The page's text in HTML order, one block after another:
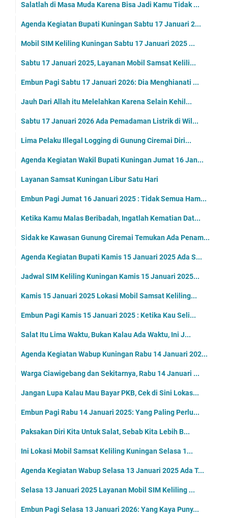
Salatlah di Masa Muda Karena Bisa Jadi Kamu Tidak ...
Agenda Kegiatan Bupati Kuningan Sabtu 17 Januari 2...
Mobil SIM Keliling Kuningan Sabtu 17 Januari 2025 ...
Sabtu 17 Januari 2025, Layanan Mobil Samsat Kelili...
Embun Pagi Sabtu 17 Januari 2026: Dia Menghianati ...
Jauh Dari Allah itu Melelahkan Karena Selain Kehil...
Sabtu 17 Januari 2026 Ada Pemadaman Listrik di Wil...
Lima Pelaku Illegal Logging di Gunung Ciremai Diri...
Agenda Kegiatan Wakil Bupati Kuningan Jumat 16 Jan...
Layanan Samsat Kuningan Libur Satu Hari
Embun Pagi Jumat 16 Januari 2025 : Tidak Semua Ham...
Ketika Kamu Malas Beribadah, Ingatlah Kematian Dat...
Sidak ke Kawasan Gunung Ciremai Temukan Ada Penam...
Agenda Kegiatan Bupati Kamis 15 Januari 2025 Ada S...
Jadwal SIM Keliling Kuningan Kamis 15 Januari 2025...
Kamis 15 Januari 2025 Lokasi Mobil Samsat Keliling...
Embun Pagi Kamis 15 Januari 2025 : Ketika Kau Seli...
Salat Itu Lima Waktu, Bukan Kalau Ada Waktu, Ini J...
Agenda Kegiatan Wabup Kuningan Rabu 14 Januari 202...
Warga Ciawigebang dan Sekitarnya, Rabu 14 Januari ...
Jangan Lupa Kalau Mau Bayar PKB, Cek di Sini Lokas...
Embun Pagi Rabu 14 Januari 2025: Yang Paling Perlu...
Paksakan Diri Kita Untuk Salat, Sebab Kita Lebih B...
Ini Lokasi Mobil Samsat Keliling Kuningan Selasa 1...
Agenda Kegiatan Wabup Selasa 13 Januari 2025 Ada T...
Selasa 13 Januari 2025 Layanan Mobil SIM Keliling ...
Embun Pagi Selasa 13 Januari 2026: Yang Kaya Puny...